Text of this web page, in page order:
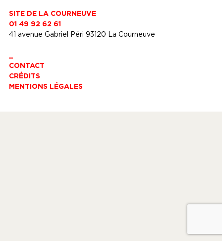
SITE DE LA COURNEUVE
01 49 92 62 61
41 avenue Gabriel Péri 93120 La Courneuve
CONTACT
CRÉDITS
MENTIONS LÉGALES